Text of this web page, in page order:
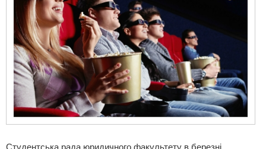
Студентська рада юридичного факультету в березні